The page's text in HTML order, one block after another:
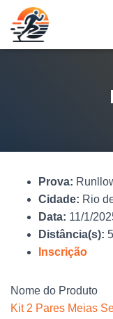
Prova:
Cidade: Rio
Data: 11/1/
Distância(s):
Inscrição
Nome do Produto
Kit 2 Pares Meias